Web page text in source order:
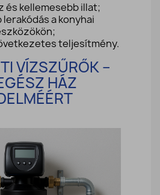
és kellemesebb illat;
lerakódás a konyhai
teljesítmény.
VÍZSZŰRŐK –
HÁZ